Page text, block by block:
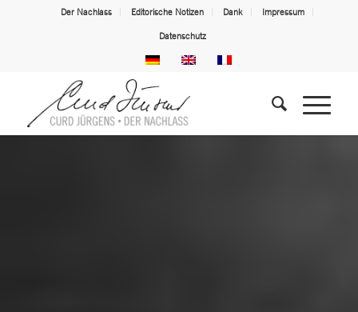
Der Nachlass Editorische Notizen Dank Impressum
Datenschutz